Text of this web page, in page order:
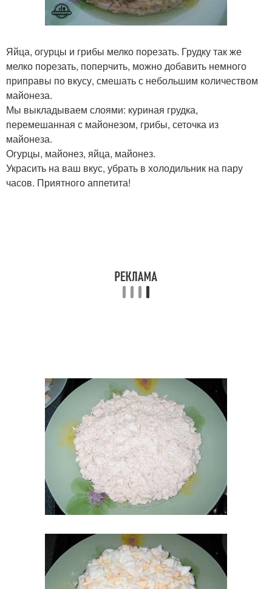
Яйца, огурцы и грибы мелко порезать. Грудку так же
мелко порезать, поперчить, можно добавить немного
приправы по вкусу, смешать с небольшим количеством
майонеза.
Мы выкладываем слоями: куриная грудка,
перемешанная с майонезом, грибы, сеточка из
майонеза.
Огурцы, майонез, яйца, майонез.
Украсить на ваш вкус, убрать в холодильник на пару
часов. Приятного аппетита!